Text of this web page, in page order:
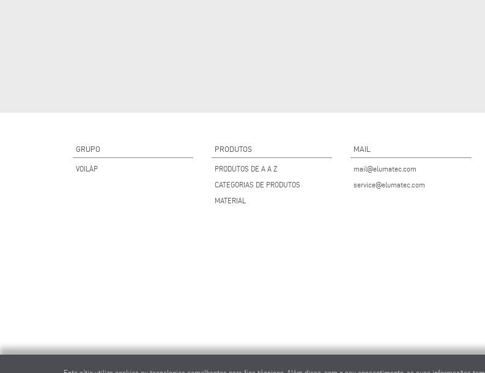
GRUPO
VOILÀP
PRODUTOS
PRODUTOS DE A A Z
CATEGORIAS DE PRODUTOS
MATERIAL
MAIL
mail@elumatec.com
service@elumatec.com